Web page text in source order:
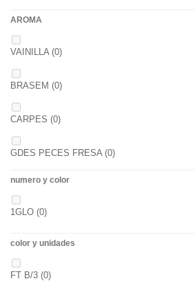
2,3
AROMA
VAINILLA (0)
BRASEM (0)
CARPES (0)
GDES PECES FRESA (0)
GDES. PECES MAIZ
GDES. PECES SCOPEX
numero y color
1GLO (0)
color y unidades
FT B/3 (0)